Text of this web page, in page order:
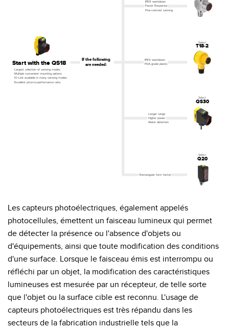
Largest selection of sensing modes
Multiple convenient mounting options
IO-Link available in many sensing modes
Excellent price-to-performance ratio
If the following
are needed:
Start with the QS18
Longer range
Higher power
Water detection
IP69 washdown
FDA-grade plastic
IP69 washdown
Faster Response
Fine-contrast sensing
Rectangular form factor
Select
T18-2
Select
QS30
Select
Q20
Les capteurs photoélectriques, également appelés
photocellules, émettent un faisceau lumineux qui permet
de détecter la présence ou l'absence d'objets ou
d'équipements, ainsi que toute modification des conditions
d'une surface. Lorsque le faisceau émis est interrompu ou
réfléchi par un objet, la modification des caractéristiques
lumineuses est mesurée par un récepteur, de telle sorte
que l'objet ou la surface cible est reconnu. L'usage de
capteurs photoélectriques est très répandu dans les
secteurs de la fabrication industrielle tels que la